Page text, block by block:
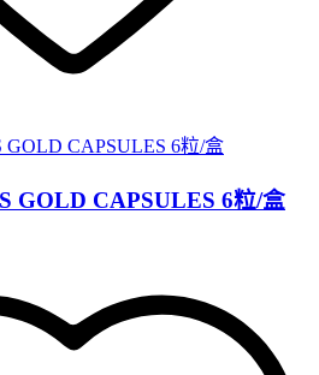
GOLD CAPSULES 6粒/盒